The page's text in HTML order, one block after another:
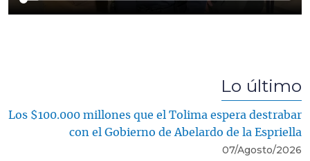
Lo último
Los $100.000 millones que el Tolima espera destrabar
con el Gobierno de Abelardo de la Espriella
07/Agosto/2026